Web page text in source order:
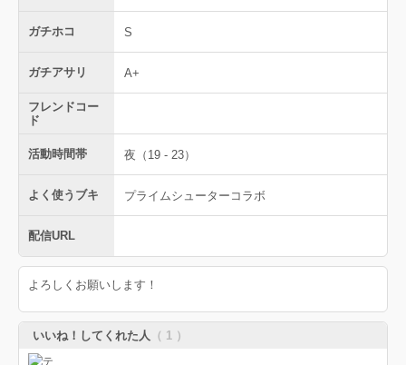
ガチホコ S
ガチアサリ A+
フレンドコー
ド
活動時間帯 夜（19 - 23）
よく使うブキ プライムシューターコラボ
配信URL
よろしくお願いします！
いいね！してくれた人 （ 1 ）